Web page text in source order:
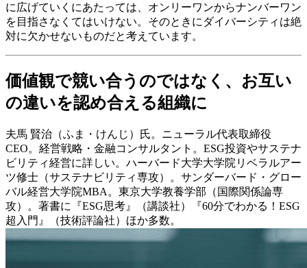
に広げていくにあたっては、オンリーワンからナンバーワン
を目指さなくてはいけない。そのときにダイバーシティは絶
対に欠かせないものだと考えています。
価値観で競い合うのではなく、お互い
の違いを認め合える組織に
夫馬 賢治（ふま・けんじ）氏。ニューラル代表取締役
CEO。経営戦略・金融コンサルタント。ESG投資やサステナ
ビリティ経営に詳しい。ハーバード大学大学院リベラルアー
ツ修士（サステナビリティ専攻）。サンダーバード・グロー
バル経営大学院MBA。東京大学教養学部（国際関係論専
攻）。著書に『ESG思考』（講談社）『60分でわかる！ESG
超入門』（技術評論社）ほか多数。